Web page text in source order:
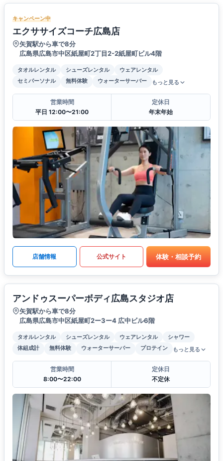
キャンペーン中
エクササイズコーチ広島店
矢賀駅から車で8分
広島県広島市中区紙屋町2丁目2-2紙屋町ビル4階
タオルレンタル シューズレンタル
ウェアレンタル
セミパーソナル
無料体験 ウォーターサーバー もっと見る
営業時間
平日 12:00〜21:00
定休日
年末年始
店舗情報 公式サイト 体験・相談予約
アンドゥスーパーボディ広島スタジオ店
矢賀駅から車で8分
広島県広島市中区紙屋町2ー3ー4 広中ビル6階
タオルレンタル シューズレンタル ウェアレンタル
シャワー
体組成計
無料体験 ウォーターサーバー プロテイン もっと見る
営業時間
8:00〜22:00
定休日
不定休